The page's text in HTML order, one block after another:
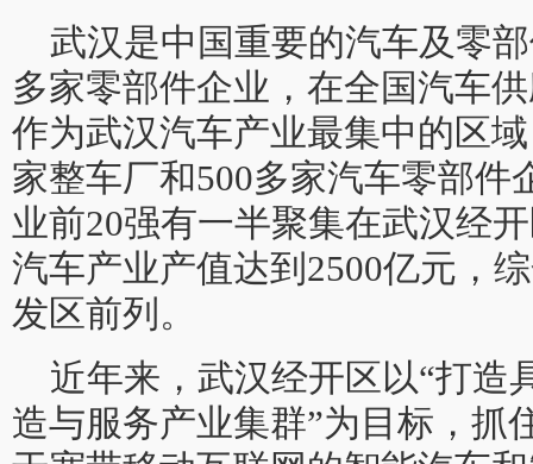
武汉是中国重要的汽车及零
多家零部件企业，在全国汽车
作为武汉汽车产业最集中的区
家整车厂和500多家汽车零部件
业前20强有一半聚集在武汉经
汽车产业产值达到2500亿元，
发区前列。
近年来，武汉经开区以“打造
造与服务产业集群”为目标，抓